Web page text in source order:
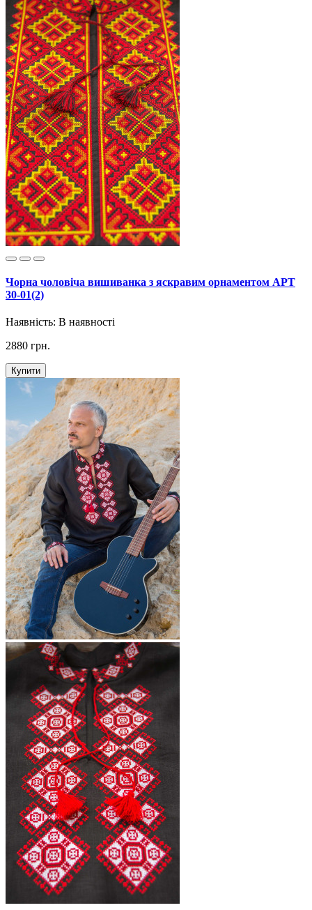
Чорна чоловіча вишиванка з яскравим орнаментом АРТ
30-01(2)
Наявність: В наявності
2880 грн.
Купити